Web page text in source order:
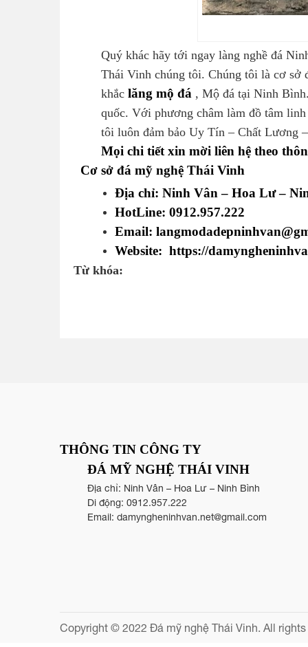
Quý khác hãy tới ngay làng nghề đá
Thái Vinh chúng tôi. Chúng tôi là cơ sở
khắc lăng mộ đá , Mộ đá tại Ninh
quốc. Với phương châm làm đồ tâm linh
tôi luôn đảm bảo Uy Tín – Chất Lương
Mọi chi tiết xin mời liên hệ theo
Cơ sở đá mỹ nghệ Thái Vinh
Địa chỉ: Ninh Vân – Hoa Lư –
HotLine: 0912.957.222
Email:
Website: https://
Từ khóa:
THÔNG TIN CÔNG TY
ĐÁ MỸ NGHỆ THÁI VINH
Địa chỉ: Ninh Vân – Hoa Lư – Ninh Bình
Di động: 0912.957.222
Email: damyngheninhvan.net@gmail.com
Copyright © 2022 Đá mỹ nghệ Thái Vinh. All rights